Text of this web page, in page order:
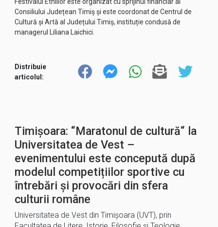
Consiliului Județean Timiș și este coordonat de Centrul de
Cultură și Artă al Județului Timiș, instituție condusă de
managerul Liliana Laichici.
Distribuie
articolul:
Timișoara: “Maratonul de cultură“ la
Universitatea de Vest –
evenimentului este concepută după
modelul competițiilor sportive cu
întrebări și provocări din sfera
culturii române
Universitatea de Vest din Timișoara (UVT), prin